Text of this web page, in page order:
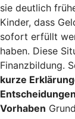
sie deutlich
Kinder, dass
sofort erfüllt
haben. Diese
Finanzbildung.
kurze
Entscheidungen
Vorhaben